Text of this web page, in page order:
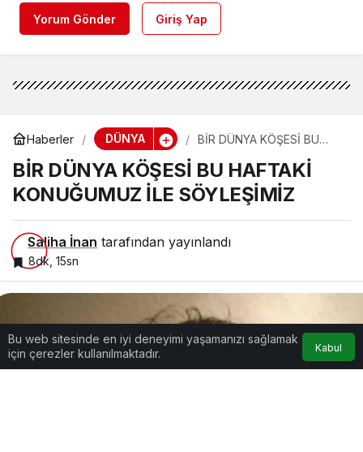
Yorum Gönder Giriş Yap
Haberler DÜNYA
BİR DÜNYA KÖŞESİ BU
SÖYLEŞİMİZ
BİR DÜNYA KÖŞESİ BU HAFTAKİ
KONUĞUMUZ İLE SÖYLEŞİMİZ
Saliha İnan tarafından yayınlandı
8dk, 15sn
Bu web sitesinde en iyi deneyimi yaşamanızı sağlamak
için çerezler kullanılmaktadır.
Kabul